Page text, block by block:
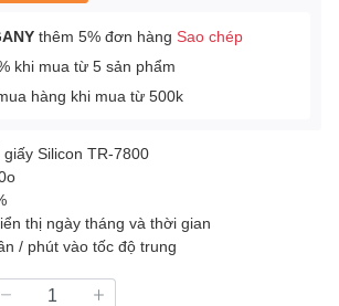
thêm 5% đơn hàng Sao chép
khi mua từ 5 sản phẩm
hàng khi mua từ 500k
Silicon TR-7800
thị ngày tháng và thời gian
/ phút vào tốc độ trung